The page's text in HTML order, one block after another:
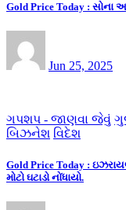
Gold Price Today : સોના
Jun 25, 2025
ગપશપ - જાણવા જેવું
બિઝનેશ વિદેશ
Gold Price Today :
મોટો ઘટાડો નોંધાયો.